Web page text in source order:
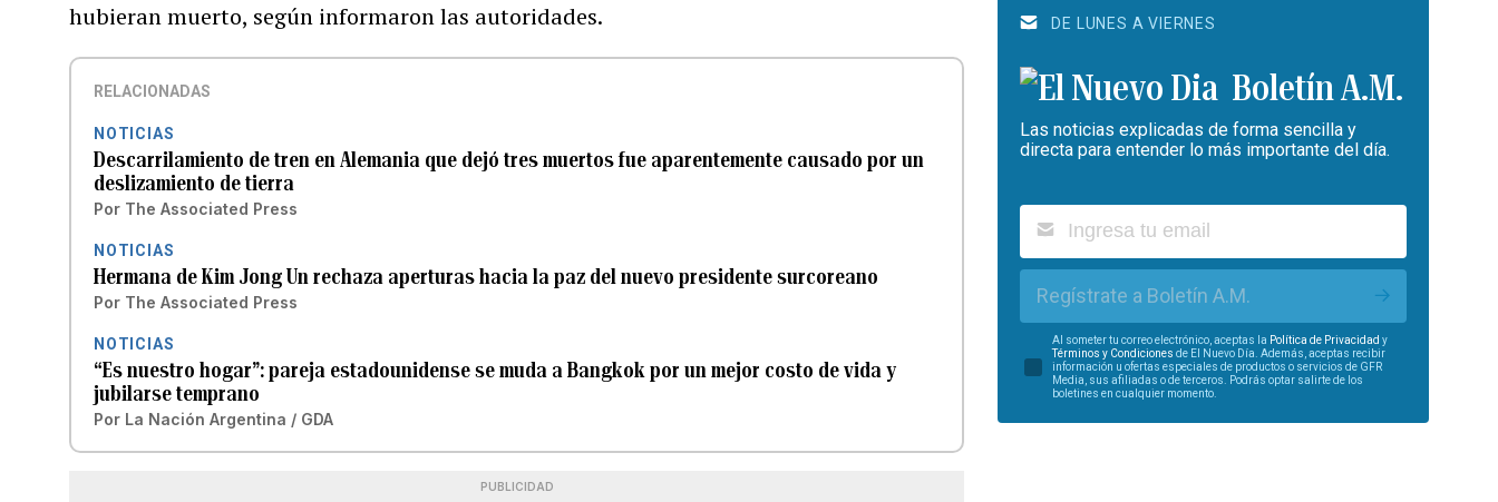
hubieran muerto, según informaron las autoridades.
RELACIONADAS
NOTICIAS
Descarrilamiento de tren en Alemania que dejó tres muertos fue aparentemente causado por un
deslizamiento de tierra
Por The Associated Press
NOTICIAS
Hermana de Kim Jong Un rechaza aperturas hacia la paz del nuevo presidente surcoreano
Por The Associated Press
NOTICIAS
“Es nuestro hogar”: pareja estadounidense se muda a Bangkok por un mejor costo de vida y
jubilarse temprano
Por La Nación Argentina / GDA
PUBLICIDAD
DE LUNES A VIERNES
Boletín A.M.
Las noticias explicadas de forma sencilla y
directa para entender lo más importante del día.
Regístrate a Boletín A.M.
Al someter tu correo electrónico, aceptas la Política de Privacidad y
Términos y Condiciones de El Nuevo Día. Además, aceptas recibir
información u ofertas especiales de productos o servicios de GFR
Media, sus afiliadas o de terceros. Podrás optar salirte de los
boletines en cualquier momento.